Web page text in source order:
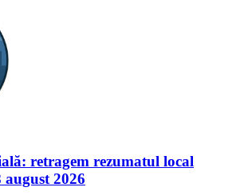
retragem rezumatul local
2026